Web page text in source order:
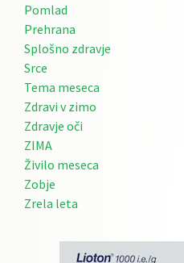
Pomlad
Prehrana
Splošno zdravje
Srce
Tema meseca
Zdravi v zimo
Zdravje oči
ZIMA
Živilo meseca
Zobje
Zrela leta